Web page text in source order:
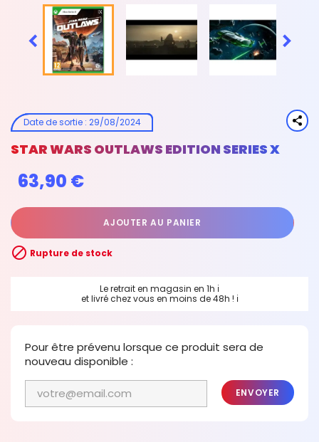
 
Date de sortie: 29/08/2024
STAR WARS OUTLAWS EDITION SERIES X
63,90 €
AJOUTER AU PANIER
 Rupture de stock
Le retrait en magasin en 1h ℹ
et livré chez vous en moins de 48h ! ℹ
Pour être prévenu lorsque ce produit sera de
nouveau disponible :
ENVOYER